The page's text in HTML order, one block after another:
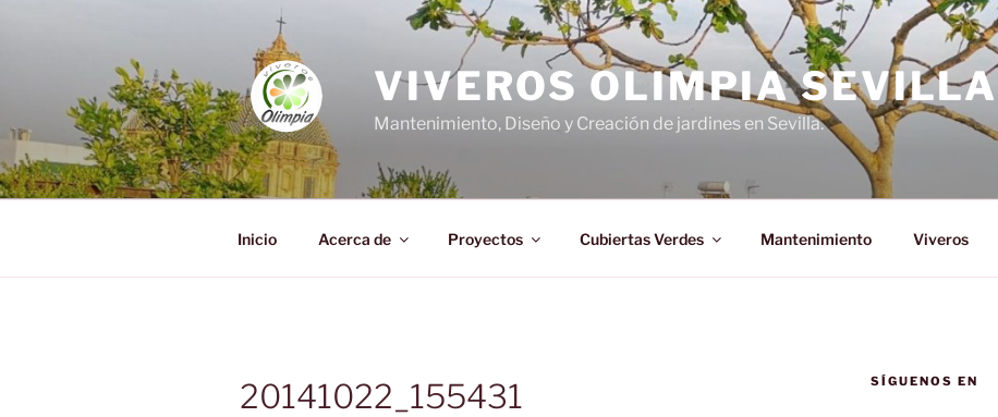
VIVEROS OLIMPIA SEVILLA
Mantenimiento, Diseño y Creación de jardines en Sevilla.
Inicio Acerca de Proyectos Cubiertas Verdes Mantenimiento Viveros
20141022_155431 SÍGUENOS EN